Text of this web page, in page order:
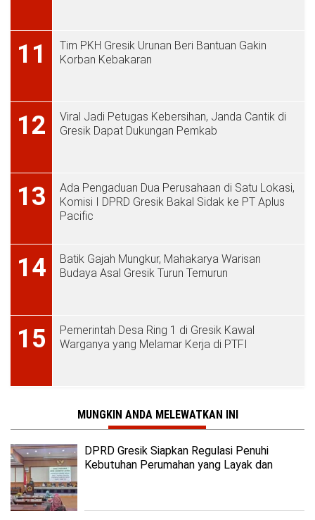
11
Tim PKH Gresik Urunan Beri Bantuan Gakin
Korban Kebakaran
12
Viral Jadi Petugas Kebersihan, Janda Cantik di
Gresik Dapat Dukungan Pemkab
13
Ada Pengaduan Dua Perusahaan di Satu Lokasi,
Komisi I DPRD Gresik Bakal Sidak ke PT Aplus
Pacific
14
Batik Gajah Mungkur, Mahakarya Warisan
Budaya Asal Gresik Turun Temurun
15
Pemerintah Desa Ring 1 di Gresik Kawal
Warganya yang Melamar Kerja di PTFI
MUNGKIN ANDA MELEWATKAN INI
DPRD Gresik Siapkan Regulasi Penuhi
Kebutuhan Perumahan yang Layak dan